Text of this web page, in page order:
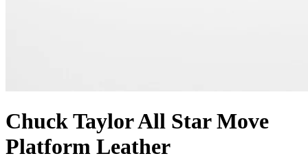
Chuck Taylor All Star Move
Platform Leather